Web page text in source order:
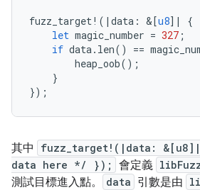
fuzz_target! ( | data : &[u8] |
{
let magic_number = 327 ;
if data. len() ==
heap_oob();
}
});
其中
fuzz_target!(|data:
data here */ });
會定義
測試目標進入點。
data 引數是由